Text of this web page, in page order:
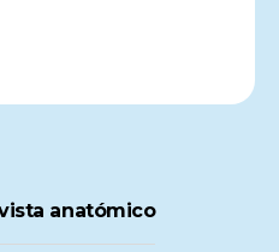
anatómico